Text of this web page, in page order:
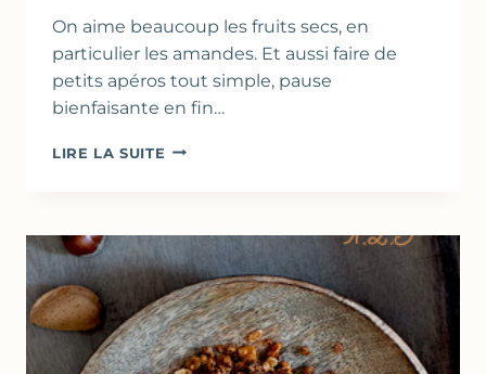
On aime beaucoup les fruits secs, en
particulier les amandes. Et aussi faire de
petits apéros tout simple, pause
bienfaisante en fin…
LIRE LA SUITE 2
GRILLÉES
AUX
ÉPICES
–
AMANDES,
NOIX
DE